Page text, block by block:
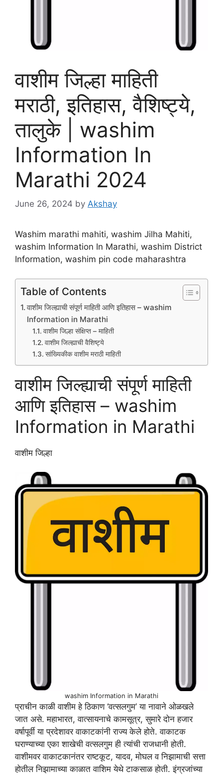
वाशीम जिल्हा माहिती
मराठी, इतिहास, वैशिष्ट्ये,
तालुके | washim
Information In
Marathi 2024
June 26, 2024 by Akshay
Washim marathi mahiti, washim Jilha Mahiti,
washim Information In Marathi, washim District
Information, washim pin code maharashtra
Table of Contents
वाशीम जिल्ह्याची संपूर्ण माहिती आणि इतिहास – washim
Information in Marathi
वाशीम जिल्हा संक्षिप्त – माहिती
वाशीम जिल्ह्याची वैशिष्ट्ये
सांख्यिकीक वाशीम मराठी माहिती
वाशीम जिल्ह्याची संपूर्ण माहिती
आणि इतिहास – washim
Information in Marathi
वाशीम जिल्हा
washim Information in Marathi
प्राचीन काळी वाशीम हे ठिकाण ‘वत्सलगुम’ या नावाने ओळखले
जात असे. महाभारत, वात्सायनाचे कामसूत्र, सुमारे दोन हजार
वर्षापूर्वी या प्रदेशावर वाकाटकांनी राज्य केले होते. वाकाटक
घराण्याच्या एका शाखेची वत्सलगुम ही त्यांची राजधानी होती.
वाशीमवर वाकाटकानंतर राष्टकूट, यादव, मोघल व निझामाची सत्ता
होतील निझामाच्या काळात वाशिम येथे टाकसाळ होती. इंग्रजांच्या